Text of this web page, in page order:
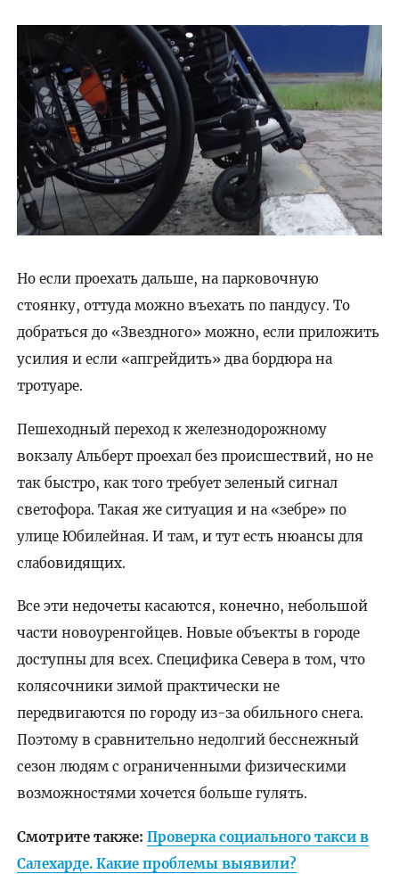
Но если проехать дальше, на парковочную
стоянку, оттуда можно въехать по пандусу. То
добраться до «Звездного» можно, если приложить
усилия и если «апгрейдить» два бордюра на
тротуаре.
Пешеходный переход к железнодорожному
вокзалу Альберт проехал без происшествий, но не
так быстро, как того требует зеленый сигнал
светофора. Такая же ситуация и на «зебре» по
улице Юбилейная. И там, и тут есть нюансы для
слабовидящих.
Все эти недочеты касаются, конечно, небольшой
части новоуренгойцев. Новые объекты в городе
доступны для всех. Специфика Севера в том, что
колясочники зимой практически не
передвигаются по городу из-за обильного снега.
Поэтому в сравнительно недолгий бесснежный
сезон людям с ограниченными физическими
возможностями хочется больше гулять.
Смотрите также: Проверка социального такси в
Салехарде. Какие проблемы выявили?